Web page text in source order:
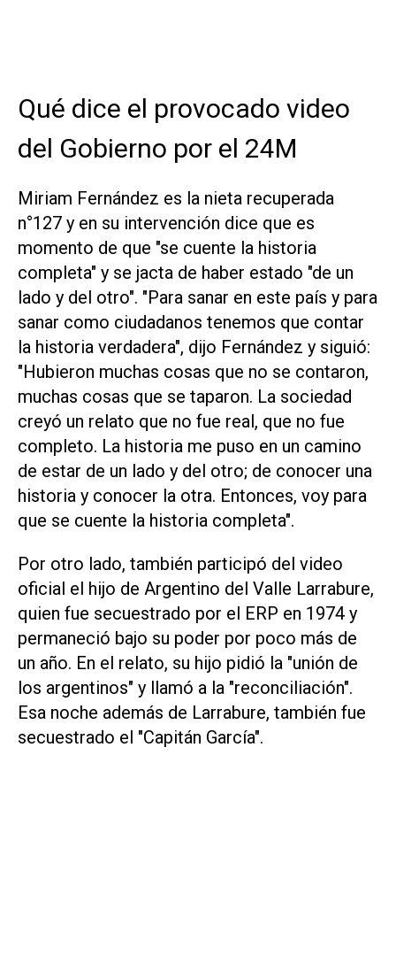
Qué dice el provocado video
del Gobierno por el 24M
Miriam Fernández es la nieta recuperada
n°127 y en su intervención dice que es
momento de que "se cuente la historia
completa" y se jacta de haber estado "de un
lado y del otro". "Para sanar en este país y para
sanar como ciudadanos tenemos que contar
la historia verdadera", dijo Fernández y siguió:
"Hubieron muchas cosas que no se contaron,
muchas cosas que se taparon. La sociedad
creyó un relato que no fue real, que no fue
completo. La historia me puso en un camino
de estar de un lado y del otro; de conocer una
historia y conocer la otra. Entonces, voy para
que se cuente la historia completa".
Por otro lado, también participó del video
oficial el hijo de Argentino del Valle Larrabure,
quien fue secuestrado por el ERP en 1974 y
permaneció bajo su poder por poco más de
un año. En el relato, su hijo pidió la "unión de
los argentinos" y llamó a la "reconciliación".
Esa noche además de Larrabure, también fue
secuestrado el "Capitán García".